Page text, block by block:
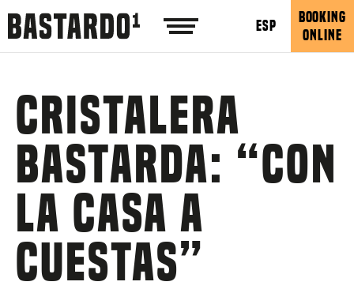
ESP
BOOKING
ONLINE
Cristalera
Bastarda: “Con
la casa a
cuestas”